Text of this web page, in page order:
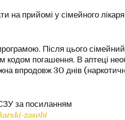
на прийомі у сімейного
Після цього
погашення. В аптеці
впродовж 30 днів
за посиланням
zasobi